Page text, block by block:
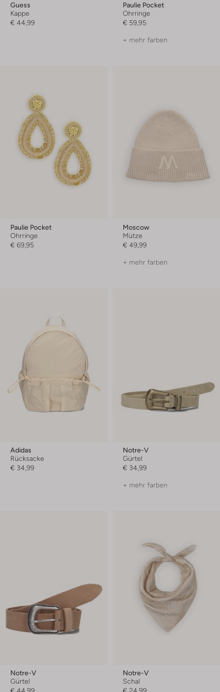
Guess
Kappe
€ 44,99
Paulie Pocket
Ohrringe
€ 59,95
+ mehr farben
Paulie Pocket
Ohrringe
€ 69,95
Moscow
Mütze
€ 49,99
+ mehr farben
Adidas
Rücksacke
€ 34,99
Notre-V
Gürtel
€ 34,99
+ mehr farben
Notre-V
Gürtel
Notre-V
Schal